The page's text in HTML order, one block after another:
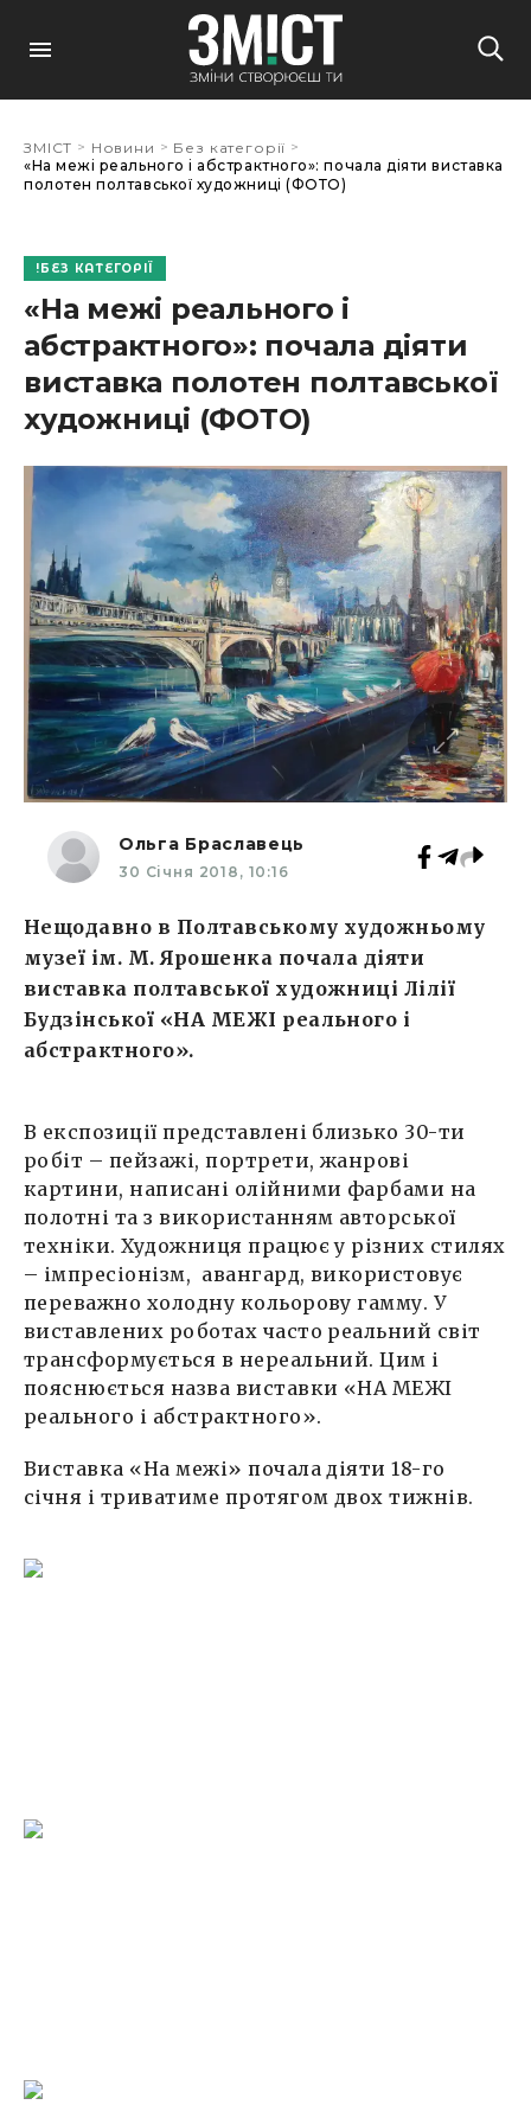
ЗМІСТ > Новини > Без категорії >
«На межі реального і абстрактного»: почала діяти виставка
полотен полтавської художниці (ФОТО)
БЕЗ КАТЕГОРІЇ
«На межі реального і
абстрактного»: почала діяти
виставка полотен полтавської
художниці (ФОТО)
Ольга Браславець
30 Січня 2018, 10:16
Нещодавно в Полтавському художньому
музеї ім. М. Ярошенка почала діяти
виставка полтавської художниці Лілії
Будзінської «НА МЕЖІ реального і
абстрактного».
В експозиції представлені близько 30-ти
робіт – пейзажі, портрети, жанрові
картини, написані олійними фарбами на
полотні та з використанням авторської
техніки. Художниця працює у різних стилях
– імпресіонізм, авангард, використовує
переважно холодну кольорову гамму. У
виставлених роботах часто реальний світ
трансформується в нереальний. Цим і
пояснюється назва виставки «НА МЕЖІ
реального і абстрактного».
Виставка «На межі» почала діяти 18-го
січня і триватиме протягом двох тижнів.